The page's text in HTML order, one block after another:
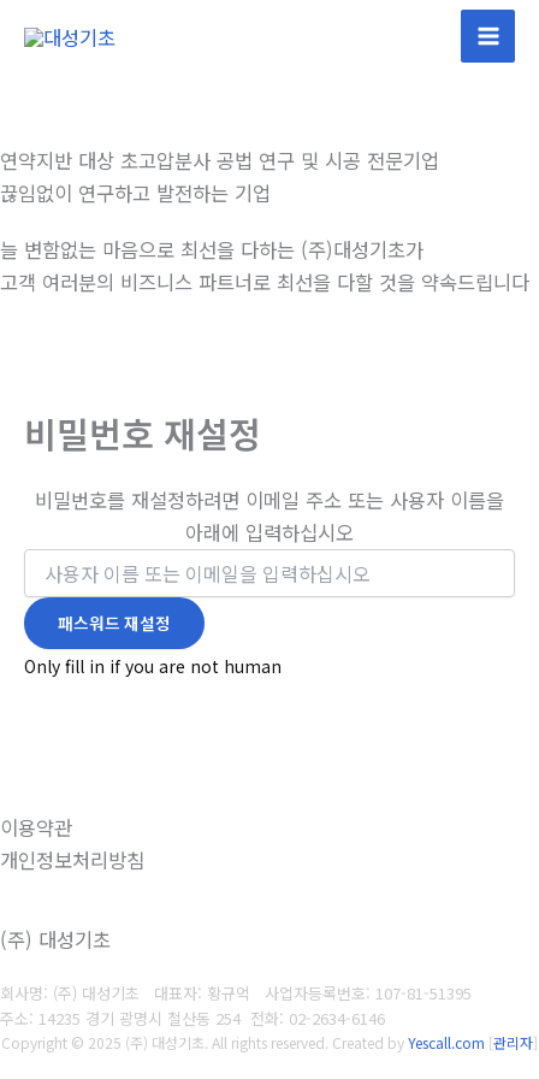
건
너
뛰
기
연약지반 대상 초고압분사 공법 연구 및 시공 전문기업
끊임없이 연구하고 발전하는 기업
늘 변함없는 마음으로 최선을 다하는 (주)대성기초가
고객 여러분의 비즈니스 파트너로 최선을 다할 것을 약속드립니다
비밀번호 재설정
비밀번호를 재설정하려면 이메일 주소 또는 사용자 이름을
아래에 입력하십시오
Only fill in if you are not human
이용약관
개인정보처리방침
(주) 대성기초
회사명: (주) 대성기초 대표자: 황규억 사업자등록번호: 107-81-51395
주소: 14235 경기 광명시 철산동 254 전화: 02-2634-6146
Copyright © 2025 (주) 대성기초. All rights reserved. Created byYescall.com [관리자]